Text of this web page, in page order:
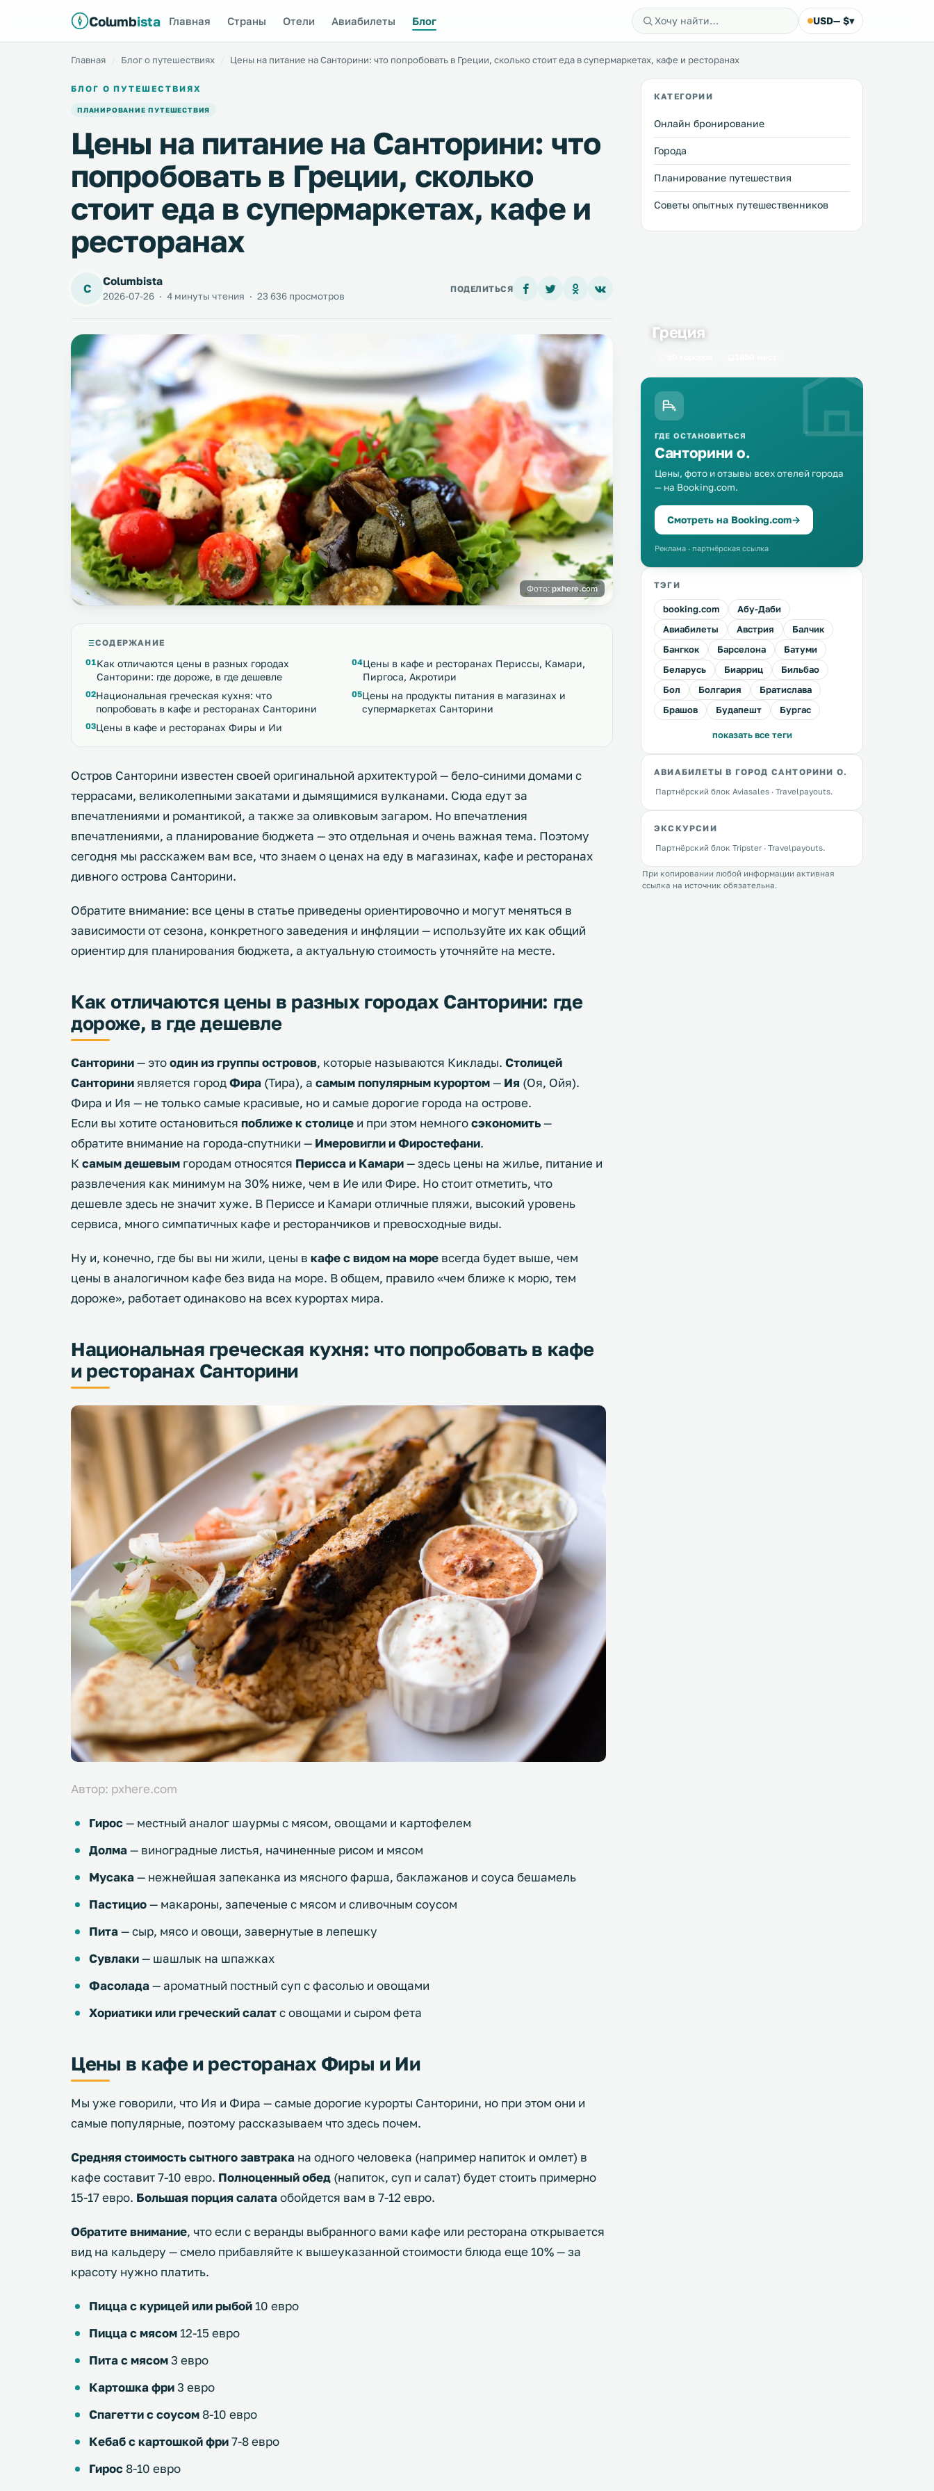
Columbista Главная Страны Отели Авиабилеты Блог USD— $▾
Главная Блог о путешествиях Цены на питание на Санторини: что попробовать в Греции, сколько стоит еда в супермаркетах, кафе и ресторанах
БЛОГ О ПУТЕШЕСТВИЯХ
ПЛАНИРОВАНИЕ ПУТЕШЕСТВИЯ
Цены на питание на Санторини: что
попробовать в Греции, сколько
стоит еда в супермаркетах, кафе и
ресторанах
C
Columbista
2026-07-26 · 4 минуты чтения · 23 636 просмотров
ПОДЕЛИТЬСЯ
Фото: pxhere.com
СОДЕРЖАНИЕ
Как отличаются цены в разных городах
Санторини: где дороже, в где дешевле
Национальная греческая кухня: что
попробовать в кафе и ресторанах Санторини
Цены в кафе и ресторанах Фиры и Ии
Цены в кафе и ресторанах Периссы, Камари,
Пиргоса, Акротири
Цены на продукты питания в магазинах и
супермаркетах Санторини
Остров Санторини известен своей оригинальной архитектурой — бело-синими домами с
террасами, великолепными закатами и дымящимися вулканами. Сюда едут за
впечатлениями и романтикой, а также за оливковым загаром. Но впечатления
впечатлениями, а планирование бюджета — это отдельная и очень важная тема. Поэтому
сегодня мы расскажем вам все, что знаем о ценах на еду в магазинах, кафе и ресторанах
дивного острова Санторини.
Обратите внимание: все цены в статье приведены ориентировочно и могут меняться в
зависимости от сезона, конкретного заведения и инфляции — используйте их как общий
ориентир для планирования бюджета, а актуальную стоимость уточняйте на месте.
Как отличаются цены в разных городах Санторини: где
дороже, в где дешевле
Санторини— этоодин из группы островов, которые называются Киклады. Столицей
Санторини является городФира (Тира), а самым популярным курортом— Ия (Оя, Ойя).
Фира и Ия — не только самые красивые, но и самые дорогие города на острове.
Если вы хотите остановиться поближе к столице и при этом немногосэкономить—
обратите внимание на города-спутники — Имеровигли и Фиростефани.
К самым дешевым городам относятся Перисса и Камари— здесь цены на жилье, питание и
развлечения как минимум на 30% ниже, чем в Ие или Фире. Но стоит отметить, что
дешевле здесь не значит хуже. В Периссе и Камари отличные пляжи, высокий уровень
сервиса, много симпатичных кафе и ресторанчиков и превосходные виды.
Ну и, конечно, где бы вы ни жили, цены в кафе с видом на море всегда будет выше, чем
цены в аналогичном кафе без вида на море. В общем, правило «чем ближе к морю, тем
дороже», работает одинаково на всех курортах мира.
Национальная греческая кухня: что попробовать в кафе
и ресторанах Санторини
Автор: pxhere.com
Гирос— местный аналог шаурмы с мясом, овощами и картофелем
Долма— виноградные листья, начиненные рисом и мясом
Мусака— нежнейшая запеканка из мясного фарша, баклажанов и соуса бешамель
Пастицио— макароны, запеченые с мясом и сливочным соусом
Пита— сыр, мясо и овощи, завернутые в лепешку
Сувлаки— шашлык на шпажках
Фасолада— ароматный постный суп с фасолью и овощами
Хориатики или греческий салатс овощами и сыром фета
Цены в кафе и ресторанах Фиры и Ии
Мы уже говорили, что Ия и Фира — самые дорогие курорты Санторини, но при этом они и
самые популярные, поэтому рассказываем что здесь почем.
Средняя стоимость сытного завтрака на одного человека (например напиток и омлет) в
кафе составит 7-10 евро. Полноценный обед (напиток, суп и салат) будет стоить примерно
15-17 евро. Большая порция салатаобойдется вам в 7-12 евро.
Обратите внимание, что если с веранды выбранного вами кафе или ресторана открывается
вид на кальдеру — смело прибавляйте к вышеуказанной стоимости блюда еще 10% — за
красоту нужно платить.
Пицца с курицей или рыбой 10 евро
Пицца с мясом 12-15 евро
Пита с мясом3 евро
Картошка фри3 евро
Спагетти с соусом 8-10 евро
Кебаб с картошкой фри7-8 евро
Гирос 8-10 евро
КАТЕГОРИИ
Онлайн бронирование
Города
Планирование путешествия
Советы опытных путешественников
Греция
ГДЕ ОСТАНОВИТЬСЯ
Санторини о.
Цены, фото и отзывы всех отелей города
— на Booking.com.
Смотреть на Booking.com→
Реклама · партнёрская ссылка
ТЭГИ
booking.com
Абу-Даби
Авиабилеты
Австрия
Балчик
Бангкок
Барселона
Батуми
Беларусь
Биарриц
Бильбао
Бол
Болгария
Братислава
Брашов
Будапешт Бургас
показать все теги
АВИАБИЛЕТЫ В ГОРОД САНТОРИНИ О.
Партнёрский блок Aviasales · Travelpayouts.
ЭКСКУРСИИ
Партнёрский блок Tripster · Travelpayouts.
При копировании любой информации активная
ссылка на источник обязательна.